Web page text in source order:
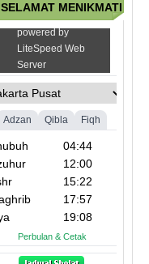
SELAMAT MENIKMATI